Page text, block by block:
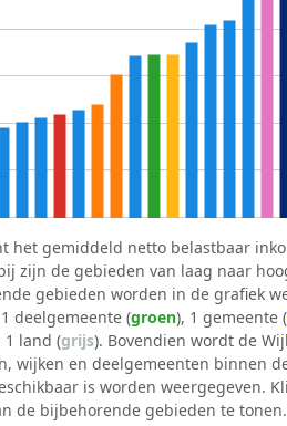
het gemiddeld netto belastbaar
zijn de gebieden van laag naar
gebieden worden in de grafiek
deelgemeente (groen), 1 gemeente (
1 land (grijs). Bovendien wordt de
wijken en deelgemeenten binnen
is worden weergegeven.
de bijbehorende gebieden te tonen.